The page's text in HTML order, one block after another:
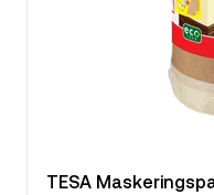
TESA